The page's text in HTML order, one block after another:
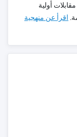
أولية
اقرأ عن منهجية